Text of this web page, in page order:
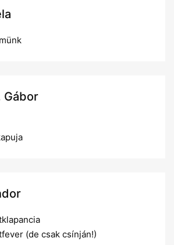
Gábor
(de csak csínján!)